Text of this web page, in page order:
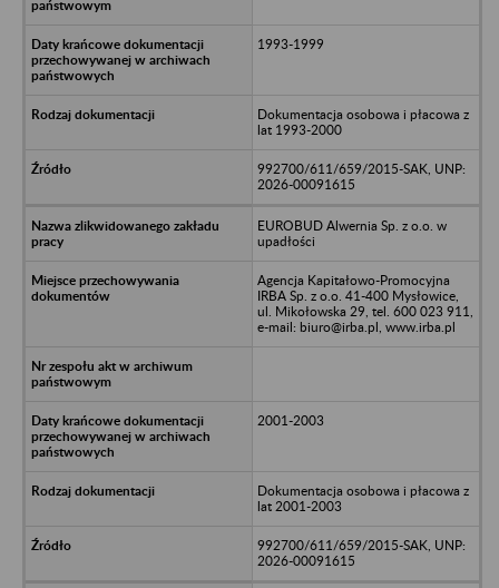
1993-1999
Dokumentacja osobowa i płacowa z
lat 1993-2000
992700/611/659/2015-SAK, UNP:
2026-00091615
EUROBUD Alwernia Sp. z o.o. w
upadłości
Agencja Kapitałowo-Promocyjna
IRBA Sp. z o.o. 41-400 Mysłowice,
ul. Mikołowska 29, tel. 600 023 911,
e-mail: biuro@irba.pl, www.irba.pl
2001-2003
Dokumentacja osobowa i płacowa z
lat 2001-2003
992700/611/659/2015-SAK, UNP:
2026-00091615